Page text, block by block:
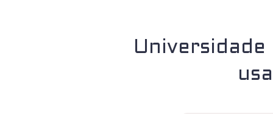
Universidade